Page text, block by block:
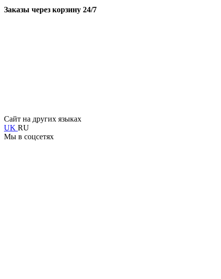
Заказы через корзину 24/7
Сайт на других языках
UK RU
Мы в соцсетях